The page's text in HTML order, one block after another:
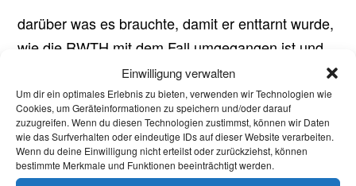
Einwilligung verwalten
Um dir ein optimales Erlebnis zu bieten, verwenden wir Technologien wie
Cookies, um Geräteinformationen zu speichern und/oder darauf
zuzugreifen. Wenn du diesen Technologien zustimmst, können wir Daten
wie das Surfverhalten oder eindeutige IDs auf dieser Website verarbeiten.
Wenn du deine Einwilligung nicht erteilst oder zurückziehst, können
bestimmte Merkmale und Funktionen beeinträchtigt werden.
darüber was es brauchte, damit er enttarnt wurde,
wie die RWTH mit dem Fall umgegangen ist und
warum der Fall symptomatisch für die Zeit ist.
Moderiert wird die Diskussion von Christine Roll.
Wir freuen uns auf euch!
Livestream:https://www.youtube.com/watch?